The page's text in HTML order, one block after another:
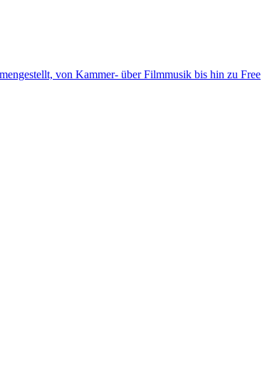
von Kammer- über Filmmusik bis hin zu Free